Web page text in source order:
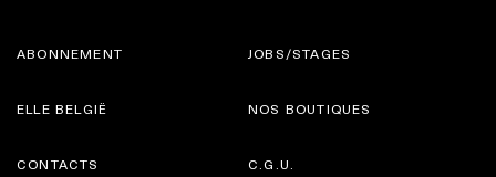
ABONNEMENT
ELLE BELGIË
JOBS/STAGES
NOS BOUTIQUES
CONTACTS C.G.U.